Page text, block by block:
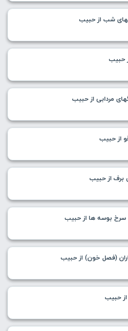
شب از حبیب
حبیب
مردابی از حبیب
از حبیب
برف از حبیب
سرخ بوسه ها از حبیب
(فصل خون) از حبیب
حبیب